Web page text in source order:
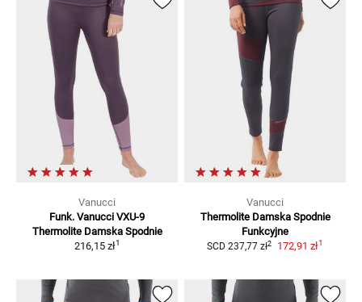
Vanucci
Funk. Vanucci VXU-9
Thermolite Damska Spodnie
216,15 zł1
Vanucci
Thermolite Damska Spodnie
Funkcyjne
SCD 237,77 zł2 172,91 zł1